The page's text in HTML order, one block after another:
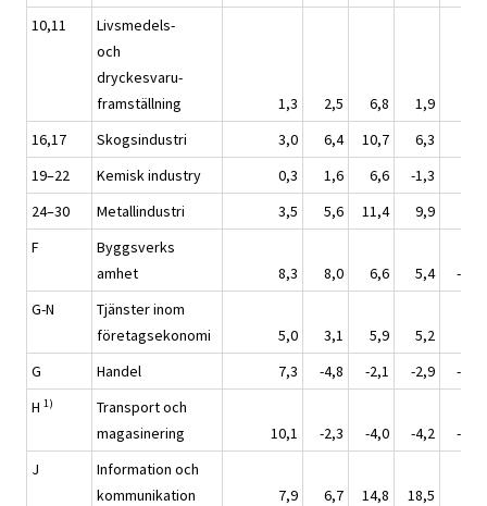
10,11
Livsmedels-
och
dryckesvaru-
framställning
1,3 2,5 6,8 1,9
16,17
Skogsindustri 3,0 6,4 10,7 6,3
19–22
Kemisk industry 0,3 1,6 6,6 -1,3
24–30
Metallindustri 3,5 5,6 11,4 9,9
F
Byggsverks
amhet
8,3 8,0 6,6 5,4
-1,1
G-N
Tjänster inom
företagsekonomi
5,0 3,1 5,9 5,2
G
Handel 7,3 -4,8 -2,1 -2,9
-3,0
H 1)
Transport och
magasinering
10,1 -2,3 -4,0 -4,2
-6,7
J
Information och
kommunikation
7,9 6,7 14,8 18,5